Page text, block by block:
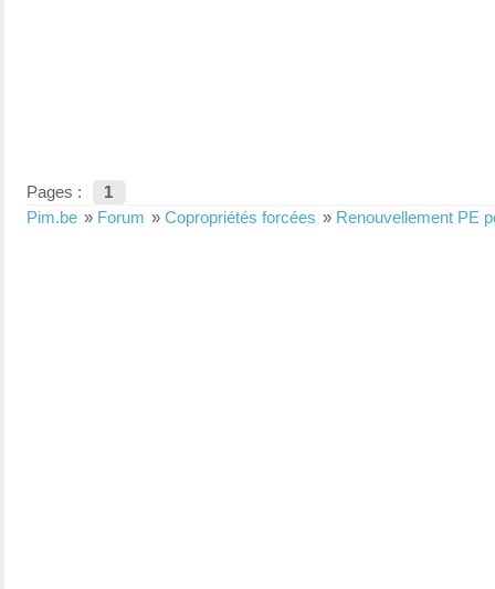
Pages :
1
Pim.be » Forum » Copropriétés forcées » Renouvellement PE